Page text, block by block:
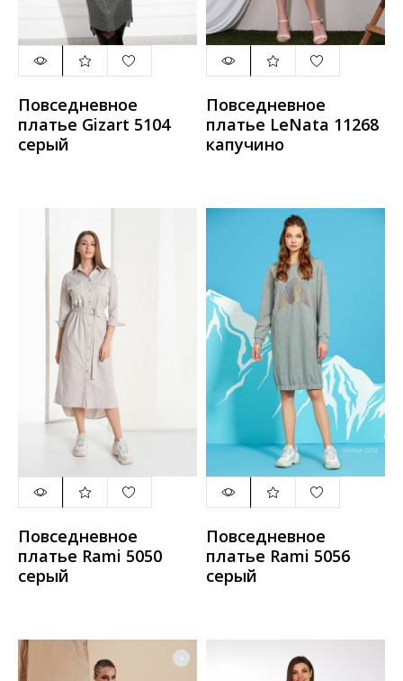
Повседневное
платье Gizart 5104
серый
Повседневное
платье LeNata 11268
капучино
Повседневное
платье Rami 5050
серый
Повседневное
платье Rami 5056
серый